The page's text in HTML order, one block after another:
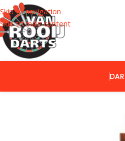
Skip to navigation
Skip to main content